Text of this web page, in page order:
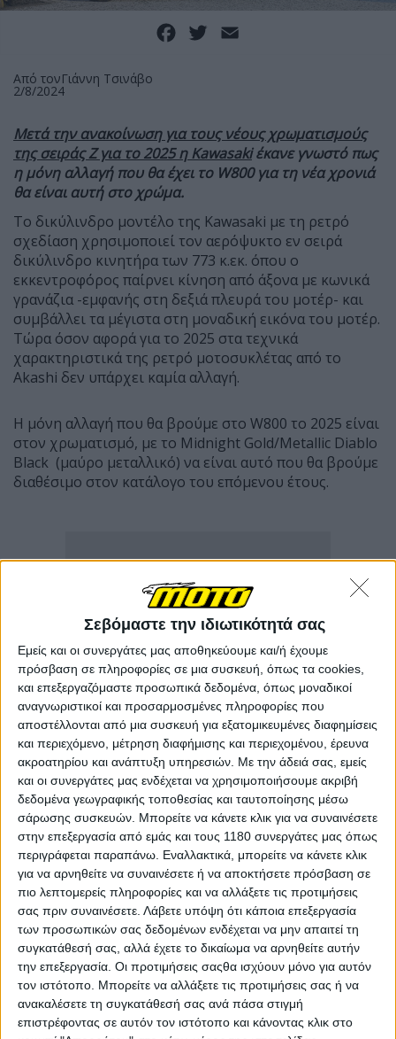
Σεβόμαστε την ιδιωτικότητά σας
Εμείς και οι συνεργάτες μας αποθηκεύουμε και/ή έχουμε
πρόσβαση σε πληροφορίες σε μια συσκευή, όπως τα cookies,
και επεξεργαζόμαστε προσωπικά δεδομένα, όπως μοναδικοί
αναγνωριστικοί και προσαρμοσμένες πληροφορίες που
αποστέλλονται από μια συσκευή για εξατομικευμένες διαφημίσεις
και περιεχόμενο, μέτρηση διαφήμισης και περιεχομένου, έρευνα
ακροατηρίου και ανάπτυξη υπηρεσιών. Με την άδειά σας, εμείς
και οι συνεργάτες μας ενδέχεται να χρησιμοποιήσουμε ακριβή
δεδομένα γεωγραφικής τοποθεσίας και ταυτοποίησης μέσω
σάρωσης συσκευών. Μπορείτε να κάνετε κλικ για να συναινέσετε
στην επεξεργασία από εμάς και τους 1180 συνεργάτες μας όπως
περιγράφεται παραπάνω. Εναλλακτικά, μπορείτε να κάνετε κλικ
για να αρνηθείτε να συναινέσετε ή να αποκτήσετε πρόσβαση σε
πιο λεπτομερείς πληροφορίες και να αλλάξετε τις προτιμήσεις
σας πριν συναινέσετε. Λάβετε υπόψη ότι κάποια επεξεργασία
των προσωπικών σας δεδομένων ενδέχεται να μην απαιτεί τη
συγκατάθεσή σας, αλλά έχετε το δικαίωμα να αρνηθείτε αυτήν
την επεξεργασία. Οι προτιμήσεις σαςθα ισχύουν μόνο για αυτόν
τον ιστότοπο. Μπορείτε να αλλάξετε τις προτιμήσεις σας ή να
ανακαλέσετε τη συγκατάθεσή σας ανά πάσα στιγμή
επιστρέφοντας σε αυτόν τον ιστότοπο και κάνοντας κλικ στο
Facebook
Twitter
Από τονΓιάννη Τσινάβο
2/8/2024
Μετά την ανακοίνωση για τους νέους χρωματισμούς
της σειράς Ζ για το 2025 η Kawasakiέκανε γνωστό πως
η μόνη αλλαγή που θα έχει το W800 για τη νέα χρονιά
θα είναι αυτή στο χρώμα.
Το δικύλινδρο μοντέλο της Kawasaki με τη ρετρό
σχεδίαση χρησιμοποιεί τον αερόψυκτο εν σειρά
δικύλινδρο κινητήρα των 773 κ.εκ. όπου ο
εκκεντροφόρος παίρνει κίνηση από άξονα με κωνικά
γρανάζια -εμφανής στη δεξιά πλευρά του μοτέρ- και
συμβάλλει τα μέγιστα στη μοναδική εικόνα του μοτέρ.
Τώρα όσον αφορά για το 2025 στα τεχνικά
χαρακτηριστικά της ρετρό μοτοσυκλέτας από το
Akashi δεν υπάρχει καμία αλλαγή.
Η μόνη αλλαγή που θα βρούμε στο W800 το 2025 είναι
στον χρωματισμό, με το Midnight Gold/Metallic Diablo
Black (μαύρο μεταλλικό) να είναι αυτό που θα βρούμε
διαθέσιμο στον κατάλογο του επόμενου έτους.